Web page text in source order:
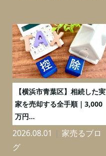
【横浜市青葉区】相続した実
家を売却する全手順｜3,000
万円...
2026.08.01
家売るブロ
グ